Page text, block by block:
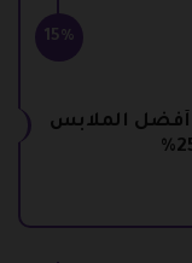
15%
الملابس